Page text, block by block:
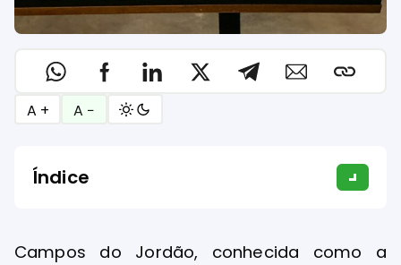
A + A −
Índice
Campos do Jordão, conhecida como a